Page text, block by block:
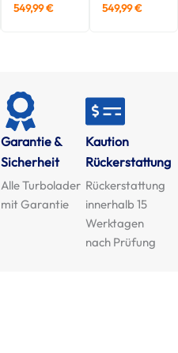
549,99€ 549,99€
Garantie &
Sicherheit
Alle Turbolader
mit Garantie
Kaution
Rückerstattung
Rückerstattung
innerhalb 15
Werktagen
nach Prüfung